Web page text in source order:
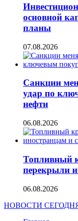
основной
планы
07.08.2026
Санкции
удар по
нефти
06.08.2026
Топливный
перекрыли
06.08.2026
НОВОСТИ